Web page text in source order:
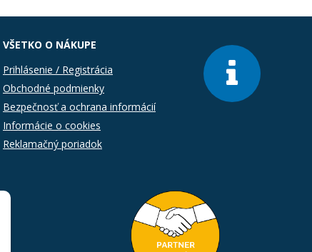
VŠETKO O NÁKUPE
Prihlásenie / Registrácia
Obchodné podmienky
Bezpečnosť a ochrana informácií
Informácie o cookies
Reklamačný poriadok